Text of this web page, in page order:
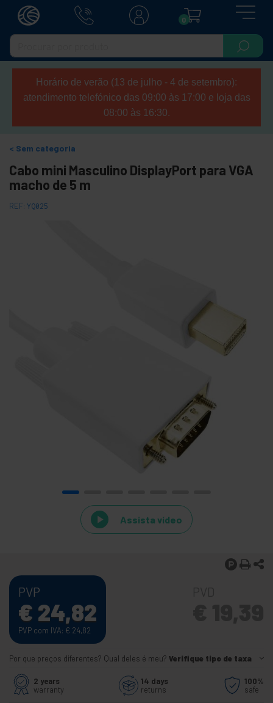
0
Horário de verão (13 de julho - 4 de setembro):
atendimento telefónico das 09:00 às 17:00 e loja das
08:00 às 16:30.
Sem categoria
Cabo mini Masculino DisplayPort para VGA
macho de 5 m
REF: YQ025
Assista vídeo
PVP
€ 24,82
PVP com IVA: € 24,82
Por que preços diferentes? Qual deles é meu? Verifique tipo de taxa
2 years
warranty
14 days
returns
100%
safe